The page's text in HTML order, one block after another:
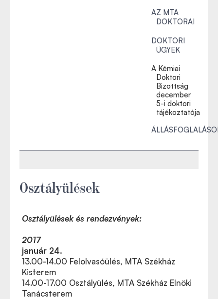
AZ MTA
DOKTORAI
DOKTORI
ÜGYEK
A Kémiai
Doktori
Bizottság
december
5-i doktori
tájékoztatója
Osztályülések
Osztályülések és rendezvények:
2017
január 24.
13.00-14.00 Felolvasóülés, MTA Székház
Kisterem
14.00-17.00 Osztályülés, MTA Székház Elnöki
Tanácsterem